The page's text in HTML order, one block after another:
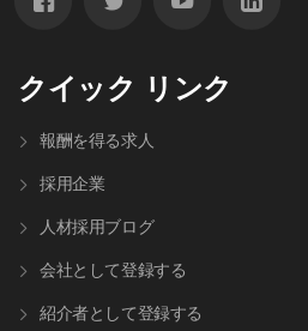
クイック リンク
報酬を得る求人
採用企業
人材採⽤ブログ
会社として登録する
紹介者として登録する